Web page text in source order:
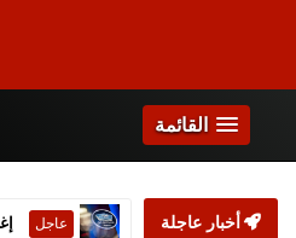
القائمة
أخبار عاجلة عاجل
عاجل